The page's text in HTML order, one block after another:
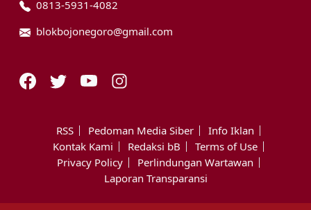
0813-5931-4082
blokbojonegoro@gmail.com
RSS Pedoman Media Siber
Info Iklan
Kontak Kami
Redaksi bB
Terms of Use
Privacy Policy
Perlindungan Wartawan
Laporan Transparansi